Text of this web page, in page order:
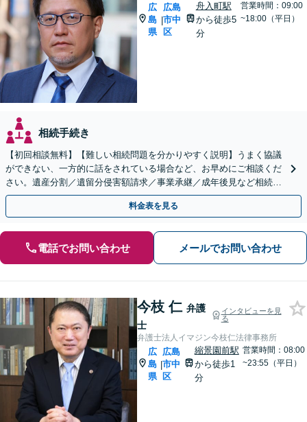
広
島
県
|
広島
市中
区
舟入町駅
から徒歩5
分
営業時間：09:00
~18:00（平日）
相続手続き
【初回相談無料】【難しい相続問題を分かりやすく説明】うまく協議
ができない、一方的に話をされている場合など、お早めにご相談くだ
さい。遺産分割／遺留分侵害額請求／事業承継／成年後見など相続に
関するお悩みに対応します【舟入町駅5分】【分割払い可】
料金表を見る
電話でお問い合わせ メールでお問い合わせ
今枝 仁 弁護
士
インタビューを見
る
弁護士法人イマジン今枝仁法律事務所
広
島
県
|
広島
市中
区
縮景園前駅
から徒歩1
分
営業時間：08:00
~23:55（平日）